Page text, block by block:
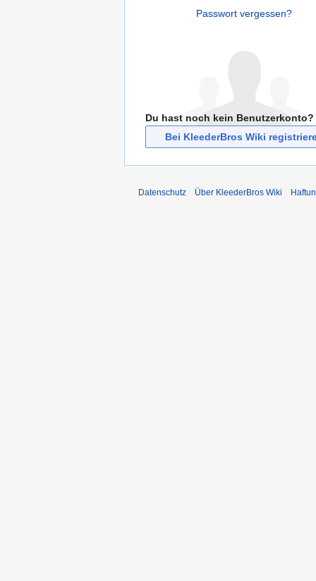
Passwort vergessen?
Du hast noch kein Benutzerkonto?
Bei KleederBros Wiki
Datenschutz Über KleederBros Wiki